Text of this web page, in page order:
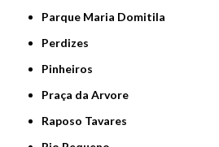
Parque Maria Domitila
Perdizes
Pinheiros
Praça da Arvore
Raposo Tavares